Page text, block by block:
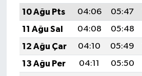
10 Ağu Pts
04:06 05:47
11 Ağu Sal
04:08 05:48
12 Ağu Çar
04:10 05:49
13 Ağu Per
04:11 05:50